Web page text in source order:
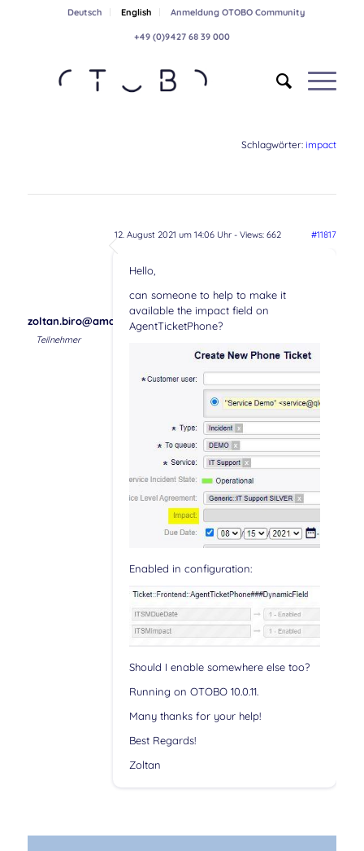
Deutsch English Anmeldung OTOBO Community
+49 (0)9427 68 39 000
Schlagwörter:impact
12. August 2021 um 14:06 Uhr- Views: 662 #11817
zoltan.biro@amaris.com
Teilnehmer
Hello,
can someone to help to make it
available the impact field on
AgentTicketPhone?
Enabled in configuration:
Should I enable somewhere else too?
Running on OTOBO 10.0.11.
Many thanks for your help!
Best Regards!
Zoltan